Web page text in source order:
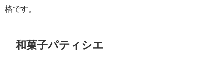
格です。
和菓子パティシエ